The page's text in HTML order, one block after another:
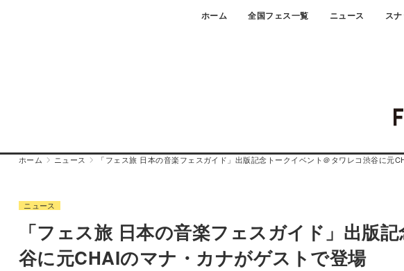
ホーム 全国フェス一覧 ニュース ス
ホーム ニュース 「フェス旅 日本の音楽フェスガイド」出版記念トークイベント＠タワレコ渋谷に元
ニュース
「フェス旅 日本の音楽フェスガイド」出版
谷に元CHAIのマナ・カナがゲストで登場